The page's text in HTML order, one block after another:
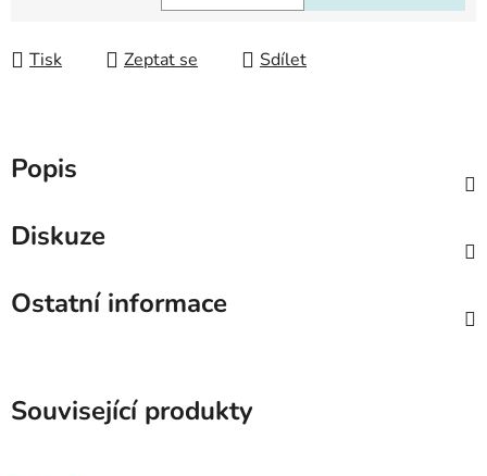
Tisk Zeptat se Sdílet
Popis
Diskuze
Ostatní informace
Související produkty